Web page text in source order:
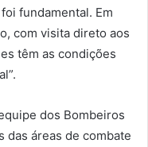
fundamental. Em
com visita direto aos
têm as condições
dos Bombeiros
das áreas de combate